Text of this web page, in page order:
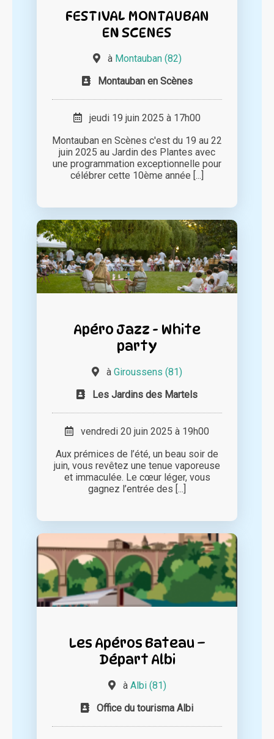
FESTIVAL MONTAUBAN
EN SCENES
à Montauban (82)
Montauban en Scènes
jeudi 19 juin 2025 à 17h00
Montauban en Scènes c'est du 19 au 22
juin 2025 au Jardin des Plantes avec
une programmation exceptionnelle pour
célébrer cette 10ème année [...]
Apéro Jazz - White
party
à Giroussens (81)
Les Jardins des Martels
vendredi 20 juin 2025 à 19h00
Aux prémices de l’été, un beau soir de
juin, vous revêtez une tenue vaporeuse
et immaculée. Le cœur léger, vous
gagnez l’entrée des [...]
Les Apéros Bateau –
Départ Albi
à Albi (81)
Office du tourisma Albi